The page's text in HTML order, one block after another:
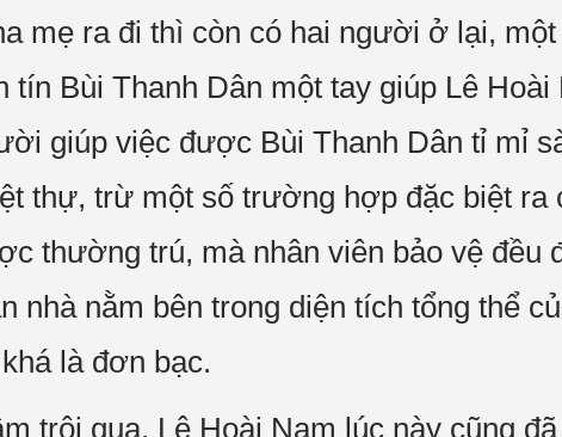
mẹ ra đi thì còn có hai người ở lại,
tín Bùi Thanh Dân một tay giúp Lê
giúp việc được Bùi Thanh Dân tỉ mỉ
thự, trừ một số trường hợp đặc biệt ra
thường trú, mà nhân viên bảo vệ đều
nhà nằm bên trong diện tích tổng thể
là đơn bạc.
trôi qua, Lê Hoài Nam lúc này cũng